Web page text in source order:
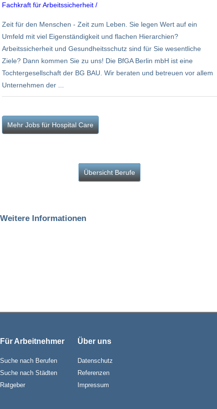
Fachkraft für Arbeitssicherheit /
Kempten (Allgäu)
Zeit für den Menschen - Zeit zum Leben. Sie legen Wert auf ein
Umfeld mit viel Eigenständigkeit und flachen Hierarchien?
Arbeitssicherheit und Gesundheitsschutz sind für Sie wesentliche
Ziele? Dann kommen Sie zu uns! Die BfGA Berlin mbH ist eine
Tochtergesellschaft der BG BAU. Wir beraten und betreuen vor allem
Unternehmen der ...
Übersicht Berufe
Weitere Informationen
Für Arbeitnehmer
Suche nach Berufen
Suche nach Städten
Ratgeber
Über uns
Datenschutz
Referenzen
Impressum